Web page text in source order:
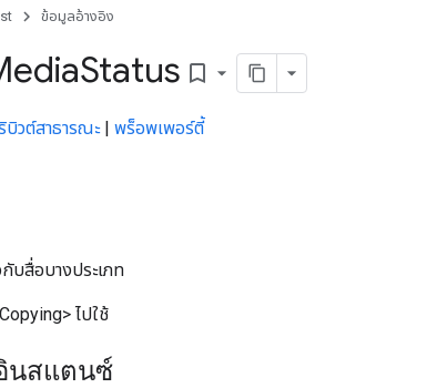
ข้อมูลอ้างอิง
Status bookmark_border
บิวต์สาธารณะ| พร็อพเพอร์ตี้
บสื่อบางประเภท
ไปใช้
นสแตนซ์